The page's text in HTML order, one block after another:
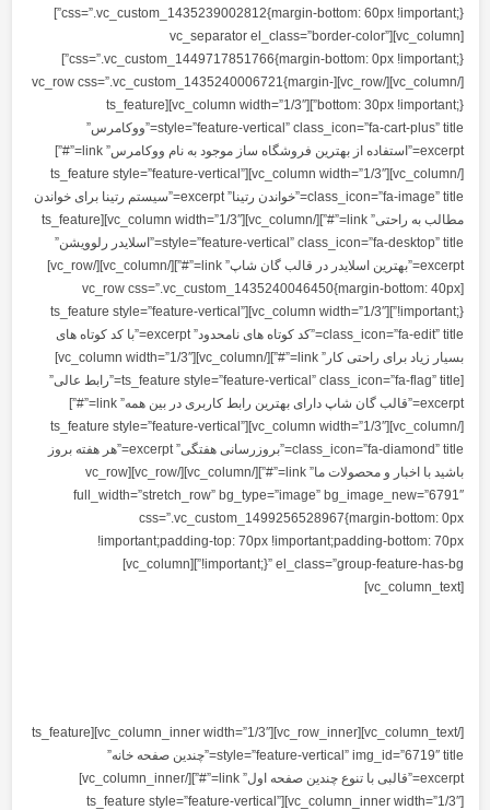
css=”.vc_custom_1435239002812{margin-bottom: 60px !important;}”]
[vc_column][vc_separator
css=”.vc_custom_1449717851766{margin-bottom: 0px !important;}”]
[/vc_column][/vc_row][vc_row
bottom: 30px !important;}”][vc_column width=”1/3″][ts_feature
style=”feature-vertical” class_icon=”fa-cart-plus” title=”ووکامرس”
excerpt=”استفاده از بهترین فروشگاه ساز موجود به نام ووکامرس” link=”#”]
[/vc_column][vc_column width=”1/3″][ts_feature style=”feature-vertical”
class_icon=”fa-image” title=”خواندن رتینا” excerpt=”سیستم رتینا برای خواندن
مطالب به راحتی” link=”#”][/vc_column][vc_column width=”1/3″][ts_feature
style=”feature-vertical” class_icon=”fa-desktop” title=”اسلایدر رلوویشن”
excerpt=”بهترین اسلایدر در قالب گان شاپ” link=”#”][/vc_column][/vc_row]
[vc_row
!important;}”][vc_column width=”1/3″][ts_feature style=”feature-vertical”
class_icon=”fa-edit” title=”کد کوتاه های نامحدود” excerpt=”با کد کوتاه های
بسیار زیاد برای راحتی کار” link=”#”][/vc_column][vc_column width=”1/3″]
[ts_feature style=”feature-vertical” class_icon=”fa-flag” title=”رابط عالی”
excerpt=”قالب گان شاپ دارای بهترین رابط کاربری در بین همه” link=”#”]
[/vc_column][vc_column width=”1/3″][ts_feature style=”feature-vertical”
class_icon=”fa-diamond” title=”بروزرسانی هفتگی” excerpt=”هر هفته بروز
باشید با اخبار و محصولات ما” link=”#”][/vc_column][/vc_row][vc_row
full_width=”stretch_row”
!important;padding-top: 70px
!important;}” el_class=”group-feature-has-bg”][vc_column]
[/vc_column_text][vc_row_inner][vc_column_inner width=”1/3″][ts_feature
style=”feature-vertical” img_id=”6719″ title=”چندین صفحه خانه”
[vc_column_inner width=”1/3″][ts_feature style=”feature-vertical”